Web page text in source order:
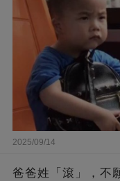
2025/09/14
爸爸姓「滾」，不